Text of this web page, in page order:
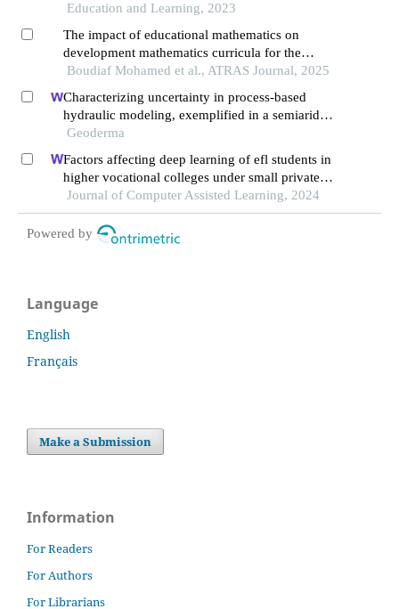
Education and Learning, 2023
The impact of educational mathematics on
development mathematics curricula for the
middle school stage in algeria
Boudiaf Mohamed et al., ATRAS Journal, 2025
Characterizing uncertainty in process-based
hydraulic modeling, exemplified in a semiarid
inner mongolia steppe
Geoderma
Factors affecting deep learning of efl students in
higher vocational colleges under small private
online courses-based settings: a grounded theory
approach
Journal of Computer Assisted Learning, 2024
Powered by
Language
English
Français
Make a Submission
Information
For Readers
For Authors
For Librarians